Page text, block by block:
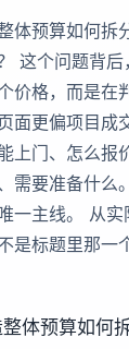
体预算如何拆
这个问题背后
价格，而是在
面更偏项目成
上门、怎么报
需要准备什么
一主线。 从
是标题里那一
体预算如何